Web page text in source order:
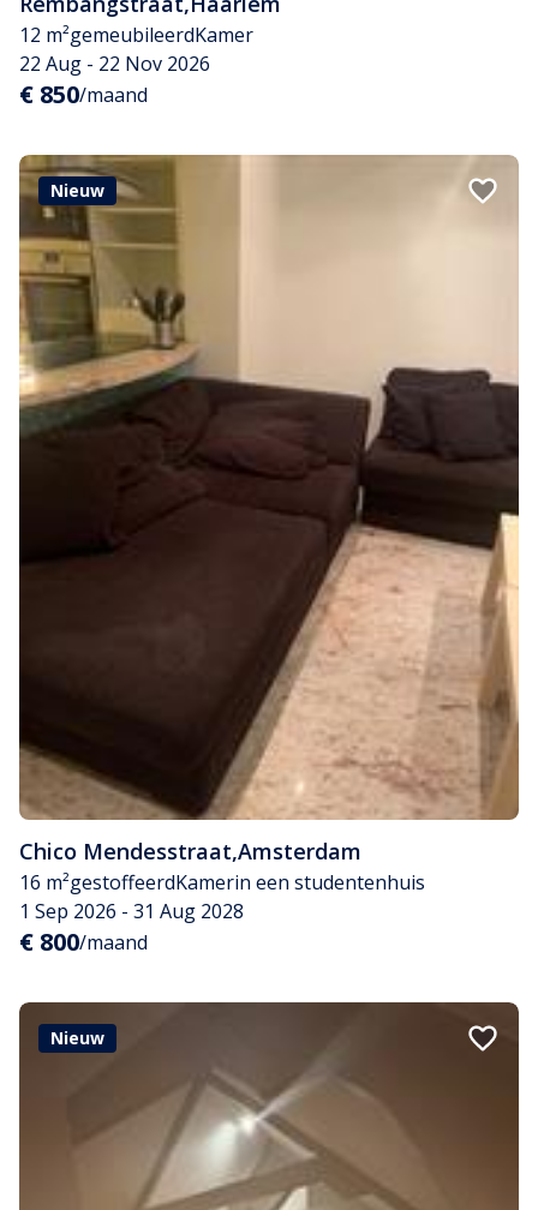
12 m²gemeubileerdKamer
22 Aug - 22 Nov 2026
€ 850/maand
Nieuw
Chico Mendesstraat,Amsterdam
16 m²gestoffeerdKamerin een studentenhuis
1 Sep 2026 - 31 Aug 2028
€ 800/maand
Nieuw